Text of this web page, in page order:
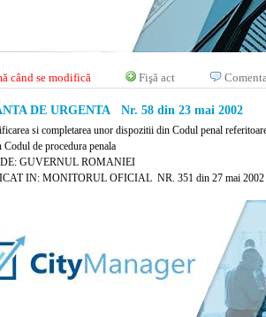
când se modifică Fişă act
DE URGENTA Nr. 58 din 23 mai 2002
si completarea unor dispozitii din Codul penal
de procedura penala
GUVERNUL ROMANIEI
IN: MONITORUL OFICIAL NR. 351 din 27 mai 2002